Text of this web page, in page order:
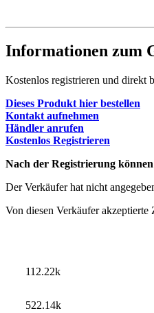
Informationen zum
Kostenlos registrieren und direkt
Dieses Produkt hier bestellen
Kontakt aufnehmen
Händler anrufen
Kostenlos Registrieren
Nach der Registrierung
Der Verkäufer hat nicht
Von diesen Verkäufer akzeptierte
112.22k
522.14k